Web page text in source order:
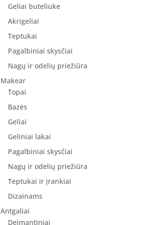
Geliai buteliuke
Akrigeliai
Teptukai
Pagalbiniai skysčiai
Nagų ir odelių priežiūra
Makear
Topai
Bazės
Geliai
Geliniai lakai
Pagalbiniai skysčiai
Nagų ir odelių priežiūra
Teptukai ir įrankiai
Dizainams
Antgaliai
Deimantiniai